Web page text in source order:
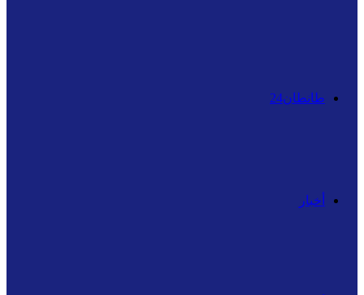
طانطان24
أخبار